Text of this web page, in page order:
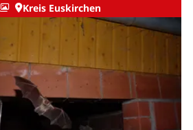
Kreis Euskirchen